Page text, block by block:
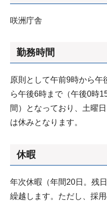
咲洲庁舎
勤務時間
原則として午前9時から
ら午後6時まで（午後0時
間）となっており、土曜
は休みとなります。
休暇
年次休暇（年間20日。残
繰越します。ただし、採